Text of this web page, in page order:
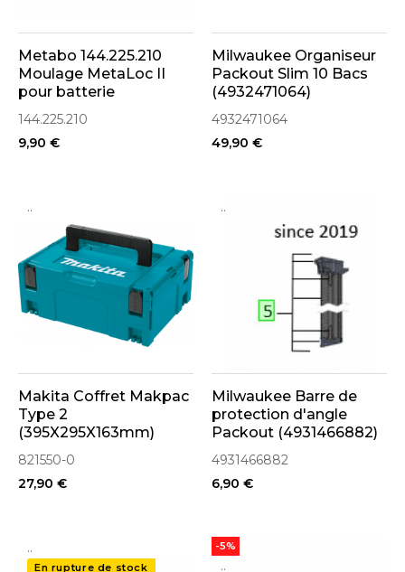
Metabo 144.225.210
Moulage MetaLoc II
pour batterie
144.225.210
9,90 €
Milwaukee Organiseur
Packout Slim 10 Bacs
(4932471064)
4932471064
49,90 €
..
Makita Coffret Makpac
Type 2
(395X295X163mm)
821550-0
821550-0
27,90 €
..
Milwaukee Barre de
protection d'angle
Packout (4931466882)
4931466882
6,90 €
..
En rupture de stock ..
-5%